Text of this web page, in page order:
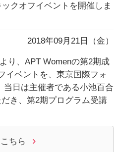
クオフイベントを開催しま
2018年09月21日（金）
り、APT Womenの第2期成
イベントを、東京国際フォ
日は主催者である小池百合
き、第2期プログラム受講
ちら